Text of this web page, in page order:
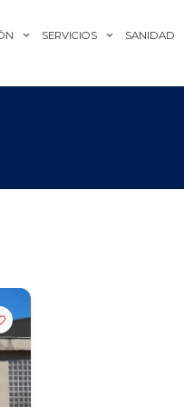
SERVICIOS SANIDAD